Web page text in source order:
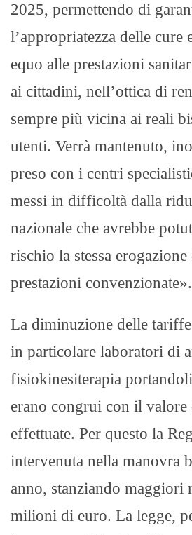
2025, permettendo di
l’appropriatezza delle cure
equo alle prestazioni
ai cittadini, nell’ottica di
sempre più vicina ai reali
utenti. Verrà mantenuto,
preso con i centri
messi in difficoltà dalla
nazionale che avrebbe
rischio la stessa
prestazioni convenzionate».
La diminuzione delle
in particolare laboratori di
fisiokinesiterapia
erano congrui con il valore
effettuate. Per questo la
intervenuta nella manovra
anno, stanziando maggiori
milioni di euro. La legge,